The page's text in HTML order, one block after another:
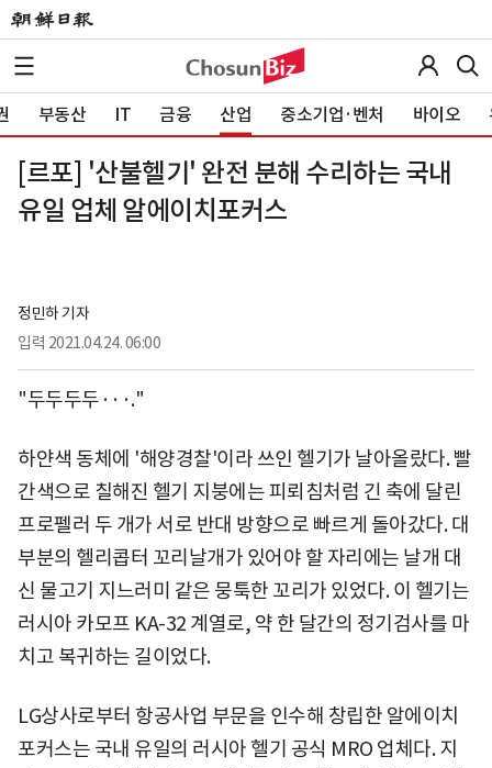
부동산 IT 금융 산업 중소기업·벤처 바이오
[르포] '산불헬기' 완전 분해 수리하는 국내
유일 업체 알에이치포커스
정민하 기자
입력 2021.04.24. 06:00
"두두두두···."
하얀색 동체에 '해양경찰'이라 쓰인 헬기가 날아올랐다. 빨
간색으로 칠해진 헬기 지붕에는 피뢰침처럼 긴 축에 달린
프로펠러 두 개가 서로 반대 방향으로 빠르게 돌아갔다. 대
부분의 헬리콥터 꼬리날개가 있어야 할 자리에는 날개 대
신 물고기 지느러미 같은 뭉툭한 꼬리가 있었다. 이 헬기는
러시아 카모프 KA-32 계열로, 약 한 달간의 정기검사를 마
치고 복귀하는 길이었다.
LG상사로부터 항공사업 부문을 인수해 창립한 알에이치
포커스는 국내 유일의 러시아 헬기 공식 MRO 업체다. 지